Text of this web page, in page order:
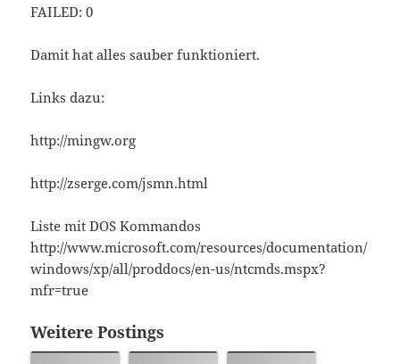
FAILED: 0
Damit hat alles sauber funktioniert.
Links dazu:
http://mingw.org
http://zserge.com/jsmn.html
Liste mit DOS Kommandos
http://www.microsoft.com/resources/documentation/
windows/xp/all/proddocs/en-us/ntcmds.mspx?
mfr=true
Weitere Postings